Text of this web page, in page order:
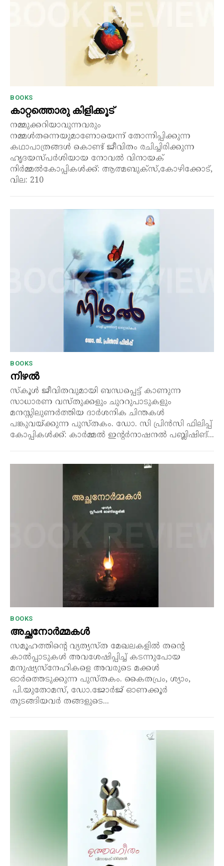
BOOKS
കാറ്റത്തൊരു കിളിക്കൂട്
നമ്മുക്കറിയാവുന്നവരും
നമ്മൾതന്നെയുമാണോയെന്ന് തോന്നിപ്പിക്കുന്ന
കഥാപാത്രങ്ങൾ കൊണ്ട് ജീവിതം രചിച്ചിരിക്കുന്ന
ഹൃദയസ്പർശിയായ നോവൽ വിനായക്
നിർമ്മൽകോപ്പികൾക്ക്: ആത്മബുക്സ്,കോഴിക്കോട്,
വില: 210
BOOKS
നിഴൽ
സ്‌കൂൾ ജീവിതവുമായി ബന്ധപ്പെട്ട് കാണുന്ന
സാധാരണ വസ്തുക്കളും ചുററുപാടുകളും
മനസ്സിലുണർത്തിയ ദാർശനിക ചിന്തകൾ
പങ്കുവയ്ക്കുന്ന പുസ്തകം. ഡോ. സി പ്രിൻസി ഫിലിപ്പ്
കോപ്പികൾക്ക്: കാർമ്മൽ ഇന്റർനാഷനൽ പബ്ലിഷിങ്...
BOOKS
അച്ഛനോർമ്മകൾ
സമൂഹത്തിന്റെ വ്യത്യസ്ത മേഖലകളിൽ തന്റെ
കാൽപ്പാടുകൾ അവശേഷിപ്പിച്ച് കടന്നുപോയ
മനുഷ്യസ്നേഹികളെ അവരുടെ മക്കൾ
ഓർത്തെടുക്കുന്ന പുസ്തകം. കൈതപ്രം, ശ്യാം,
പി.യുതോമസ്, ഡോ.ജോർജ് ഓണക്കൂർ
തുടങ്ങിയവർ തങ്ങളുടെ...